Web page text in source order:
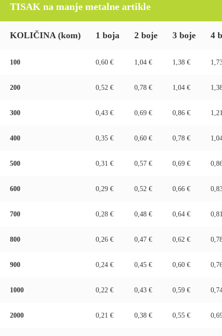
TISAK na manje metalne artikle
KOLIČINA (kom) 1 boja 2 boje 3 boje 4
100 0,60 € 1,04 € 1,38 €
200 0,52 € 0,78 € 1,04 €
300 0,43 € 0,69 € 0,86 €
400 0,35 € 0,60 € 0,78 €
500 0,31 € 0,57 € 0,69 €
600 0,29 € 0,52 € 0,66 €
700 0,28 € 0,48 € 0,64 €
800 0,26 € 0,47 € 0,62 €
900 0,24 € 0,45 € 0,60 €
1000 0,22 € 0,43 € 0,59 €
2000 0,21 € 0,38 € 0,55 €